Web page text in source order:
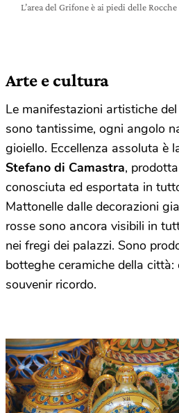
L’area del Grifone è ai piedi delle
Arte e cultura
Le manifestazioni artistiche
sono tantissime, ogni angolo
gioiello. Eccellenza assoluta è
Stefano di Camastra,
conosciuta ed esportata in
Mattonelle dalle decorazioni
rosse sono ancora visibili in
nei fregi dei palazzi. Sono
botteghe ceramiche della
souvenir ricordo.